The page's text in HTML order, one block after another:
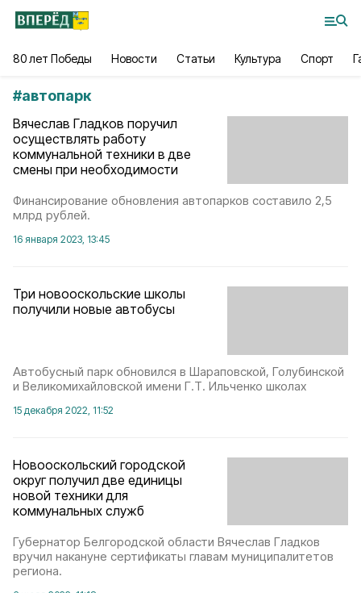
80 лет Победы Новости Статьи Культура Спорт
#автопарк
Вячеслав Гладков поручил
осуществлять работу
коммунальной техники в две
смены при необходимости
Финансирование обновления автопарков составило 2,5
млрд рублей.
16 января 2023, 13:45
Три новооскольские школы
получили новые автобусы
Автобусный парк обновился в Шараповской, Голубинской
и Великомихайловской имени Г.Т. Ильченко школах
15 декабря 2022, 11:52
Новооскольский городской
округ получил две единицы
новой техники для
коммунальных служб
Губернатор Белгородской области Вячеслав Гладков
вручил накануне сертификаты главам муниципалитетов
региона.